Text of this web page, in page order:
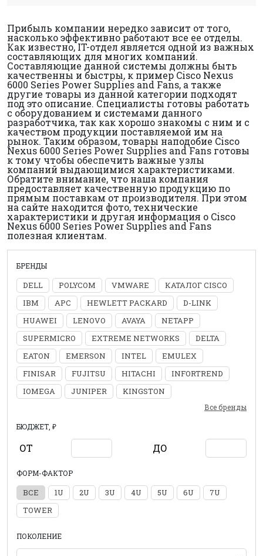
Прибыль компании нередко зависит от того,
насколько эффективно работают все ее отделы.
Как известно, IT-отдел является одной из важных
составляющих для многих компаний.
Составляющие данной системы должны быть
качественны и быстры, к пример Cisco Nexus
6000 Series Power Supplies and Fans, а также
другие товары из данной категории подходят
под это описание. Специалисты готовы работать
с оборудованием и системами данного
разработчика, так как хорошо знакомы с ним и с
качеством продукции поставляемой им на
рынок. Таким образом, товары наподобие Cisco
Nexus 6000 Series Power Supplies and Fans готовы
к тому чтобы обеспечить важные узлы
компаний выдающимися характеристиками.
Обратите внимание, что наша компания
предоставляет качественную продукцию по
прямым поставкам от производителя. При этом
на сайте находится фото, технические
характеристики и другая информация о Cisco
Nexus 6000 Series Power Supplies and Fans
полезная клиентам.
БРЕНДЫ
DELL POLYCOM VMWARE
КАТАЛОГ CISCO
IBM
APC HEWLETT PACKARD
D-LINK
HUAWEI
LENOVO AVAYA
NETAPP
SUPERMICRO
EXTREME NETWORKS
DELTA
EATON
EMERSON INTEL
EMULEX
FINISAR
FUJITSU HITACHI
INFORTREND
IOMEGA
JUNIPER KINGSTON
Все бренды
БЮДЖЕТ, ₽
ОТ ДО
ФОРМ-ФАКТОР
ВСЕ 1U 2U 3U 4U 5U 6U
7U
TOWER
ПОКОЛЕНИЕ